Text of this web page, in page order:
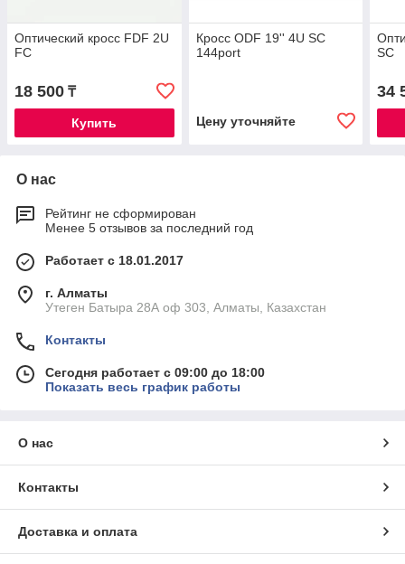
Оптический кросс FDF 2U
FC
18 500 ₸
Купить
Кросс ODF 19'' 4U SC
144port
Цену уточняйте
SC
34
О нас
Рейтинг не сформирован
Менее 5 отзывов за последний год
Работает с 18.01.2017
г. Алматы
Утеген Батыра 28А оф 303, Алматы, Казахстан
Контакты
Сегодня работает с 09:00 до 18:00
Показать весь график работы
О нас
Контакты
Доставка и оплата